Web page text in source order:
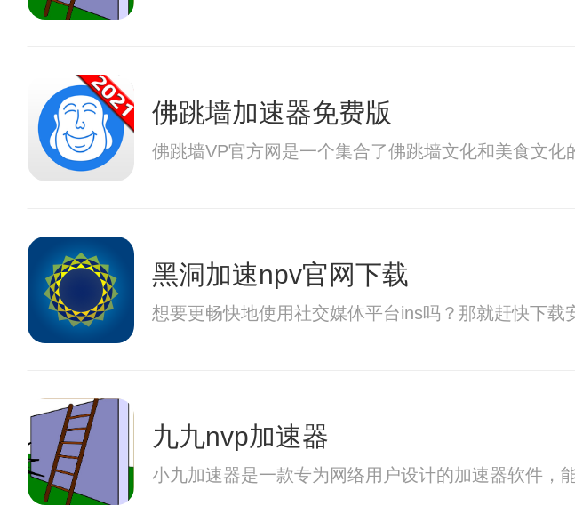
佛跳墙加速器免费版
佛跳墙VP官方网是一个集合了佛跳墙文化和美食文
黑洞加速npv官网下载
想要更畅快地使用社交媒体平台ins吗？那就赶快下载
九九nvp加速器
小九加速器是一款专为网络用户设计的加速器软件，